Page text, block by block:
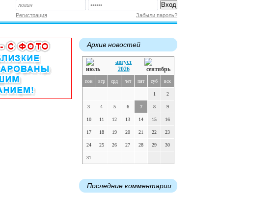
Регистрация Забыли пароль?
Архив новостей
август
2026
пон втр срд чет пят суб вск
1 2
3 4 5 6 7 8 9
10 11 12 13 14 15 16
17 18 19 20 21 22 23
24 25 26 27 28 29 30
31
Последние комментарии